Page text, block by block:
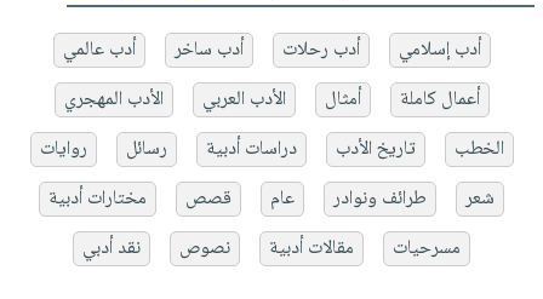
أدب إسلامي أدب رحلات أدب ساخر
أدب عالمي
أعمال كاملة
أمثال الأدب العربي
الأدب المهجري
الخطب
تاريخ الأدب دراسات أدبية رسائل
روايات
شعر
طرائف ونوادر عام قصص
مختارات أدبية
مسرحيات
مقالات أدبية نصوص نقد أدبي